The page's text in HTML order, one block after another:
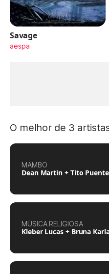
Savage
aespa
O melhor de 3
MAMBO
Dean Martin + Tito
MÚSICA RELIGIOSA
Kleber Lucas + Bruna